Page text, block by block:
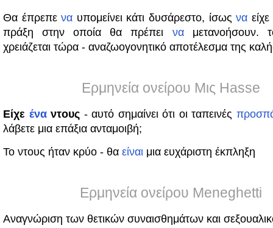
Θα έπρεπενα υπομείνει κάτι δυσάρεστο, ίσωςνα
πράξη στην οποία θα πρέπει ναμετανοήσουν.
χρειάζεται τώρα - αναζωογονητικό αποτέλεσμα της
Ερμηνεία ονείρου Μις Hasse
Είχε έναντους - αυτό σημαίνει ότι οι ταπεινές
λάβετε μια επάξια ανταμοιβή;
Το ντους ήταν κρύο - θα είναι μια ευχάριστη έκπληξη
Ερμηνεία ονείρου Meneghetti
Αναγνώριση των θετικών συναισθημάτων και